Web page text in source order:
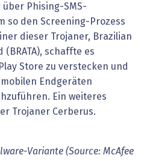
Phising-SMS-
so den Screening-Prozess
dieser Trojaner, Brazilian
(BRATA), schaffte es
Store zu verstecken und
Endgeräten
Ein weiteres
Trojaner Cerberus.
Variante (Source: McAfee